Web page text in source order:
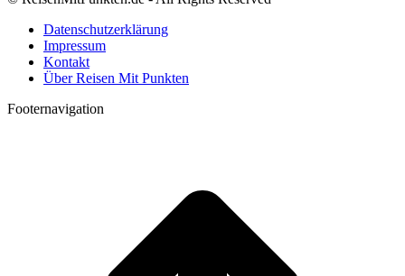
Datenschutzerklärung
Impressum
Kontakt
Über Reisen Mit Punkten
Footernavigation